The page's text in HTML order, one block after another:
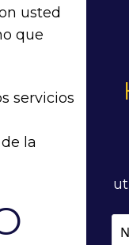
usted
que
servicios
la